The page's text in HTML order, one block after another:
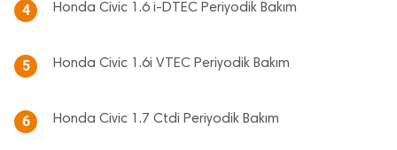
4 Honda Civic 1.6 i-DTEC Periyodik Bakım
5 Honda Civic 1.6i VTEC Periyodik Bakım
6 Honda Civic 1.7 Ctdi Periyodik Bakım